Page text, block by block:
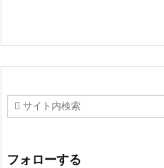
フォローする